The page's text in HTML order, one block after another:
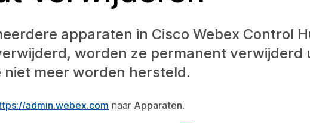
apparaten in Cisco Webex Control
worden ze permanent verwijderd
meer worden hersteld.
admin.webex.com naar Apparaten.